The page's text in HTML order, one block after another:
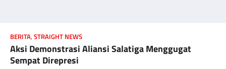
BERITA, STRAIGHT NEWS
Aksi Demonstrasi Aliansi Salatiga Menggugat
Sempat Direpresi